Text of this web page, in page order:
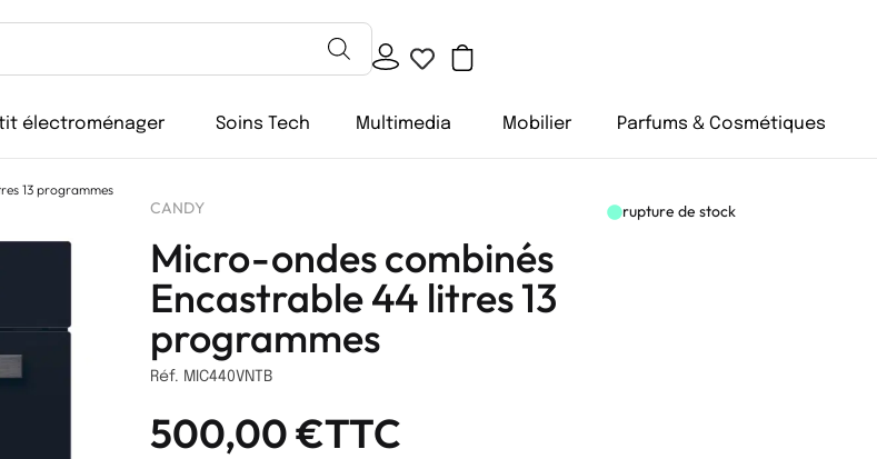
électroménager Soins Tech Multimedia Mobilier Parfums & Cosmétiques
13 programmes
CANDY rupture de stock
Micro-ondes combinés
Encastrable 44 litres 13
programmes
Réf. MIC440VNTB
500,00€TTC